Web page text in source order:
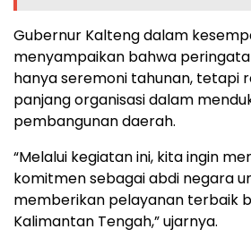
Gubernur Kalteng dalam
menyampaikan bahwa
hanya seremoni tahunan, tetapi
panjang organisasi dalam
pembangunan daerah.
“Melalui kegiatan ini, kita ingin
komitmen sebagai abdi negara
memberikan pelayanan terbaik
Kalimantan Tengah,” ujarnya.